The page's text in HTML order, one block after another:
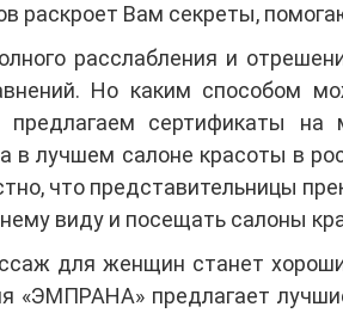
раскроет Вам секреты,
расслабления и
Но каким способом
предлагаем сертификаты
в лучшем салоне красоты в
что представительницы
виду и посещать салоны
для женщин станет
«ЭМПРАНА» предлагает